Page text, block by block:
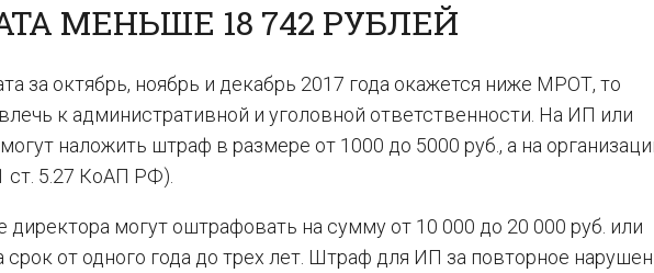
МЕНЬШЕ 18 742 РУБЛЕЙ
за октябрь, ноябрь и декабрь 2017 года окажется ниже МРОТ, то
к административной и уголовной ответственности. На ИП или
наложить штраф в размере от 1000 до 5000 руб., а на
ст. 5.27 КоАП РФ).
директора могут оштрафовать на сумму от 10 000 до 20 000 руб. или
от одного года до трех лет. Штраф для ИП за повторное